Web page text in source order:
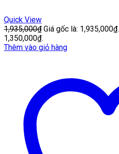
Quick View
1,935,000₫ Giá gốc là: 1,935,000₫.
1,350,000₫.
Thêm vào giỏ hàng